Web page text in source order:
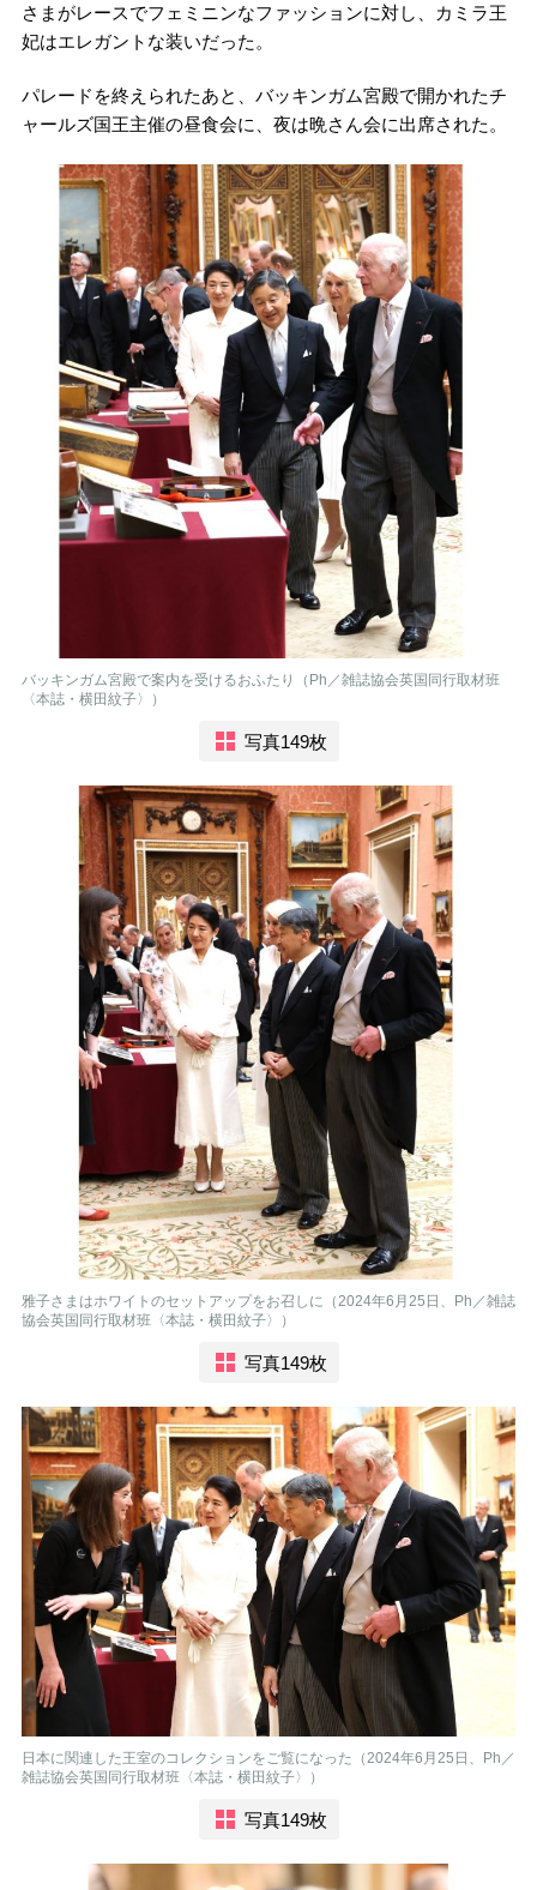
さまがレースでフェミニンなファッションに対し、カミラ王
妃はエレガントな装いだった。
パレードを終えられたあと、バッキンガム宮殿で開かれたチ
ャールズ国王主催の昼食会に、夜は晩さん会に出席された。
バッキンガム宮殿で案内を受けるおふたり（Ph／雑誌協会英国同行取材班
〈本誌・横田紋子〉）
写真149枚
雅子さまはホワイトのセットアップをお召しに（2024年6月25日、Ph／雑誌
協会英国同行取材班〈本誌・横田紋子〉）
写真149枚
日本に関連した王室のコレクションをご覧になった（2024年6月25日、Ph／
雑誌協会英国同行取材班〈本誌・横田紋子〉）
写真149枚